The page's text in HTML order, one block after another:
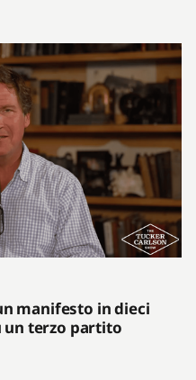
manifesto in dieci
un terzo partito